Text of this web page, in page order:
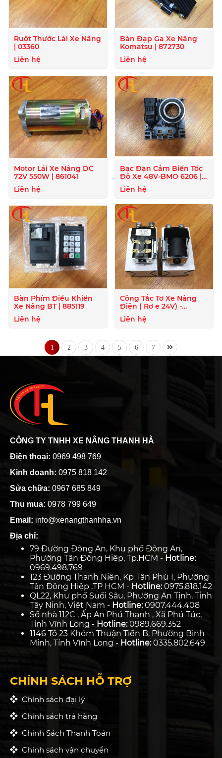
Ruột Thước Lái Xe Nâng
| 03360
Liên hệ
Bàn Đạp Ga Xe Nâng
Komatsu | 872730
Liên hệ
Motor Lái Xe Nâng DC
72V 550W | 861041
Liên hệ
Bạc Đạn Cảm Biến Tốc
Độ Xe 48V-BMO 6206 |
872129
Liên hệ
Bàn Phím Điều Khiển
Xe Nâng BT | 885119
Liên hệ
Công Tắc Tơ Xe Nâng
Điện ( Rơ e 24V) -
824020
Liên hệ
1 2 3 4 5 6 7
CÔNG TY TNHH XE NÂNG THANH HÀ
Điện thoại: 0969 498 769
Kinh doanh: 0975 818 142
Sửa chữa: 0967 685 849
Thu mua: 0978 799 649
Email: info@xenangthanhha.vn
Địa chỉ:
79 Đường Đông An, Khu phố Đông An,
Phường Tân Đông Hiệp, Tp.HCM - Hotline:
0969.498.769
123 Đường Thanh Niên, Kp Tân Phú 1, Phường
Tân Đông Hiệp ,TP HCM - Hotline:0975.818.142
QL22, Khu phố Suối Sâu, Phường An Tịnh, Tỉnh
Tây Ninh, Việt Nam - Hotline:0907.444.408
Số nhà 112C , Ấp An Phú Thạnh , Xã Phú Túc,
Tỉnh Vĩnh Long - Hotline:0989.669.352
1146 Tổ 23 Khóm Thuận Tiến B, Phường Bình
Minh, Tỉnh Vĩnh Long - Hotline:0335.802.649
CHÍNH SÁCH HỖ TRỢ
Chính sách đại lý
Chính sách trả hàng
Chính Sách Thanh Toán
Chính sách vận chuyển